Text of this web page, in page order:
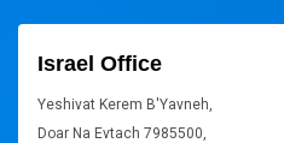
Israel Office
Yeshivat Kerem B'Yavneh,
Doar Na Evtach 7985500,